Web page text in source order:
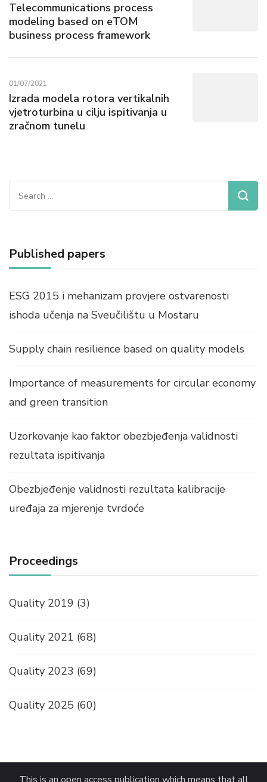
Telecommunications process
modeling based on eTOM
business process framework
01/07/2021
Izrada modela rotora vertikalnih
vjetroturbina u cilju ispitivanja u
zračnom tunelu
Search
for:
Published papers
ESG 2015 i mehanizam provjere ostvarenosti
ishoda učenja na Sveučilištu u Mostaru
Supply chain resilience based on quality models
Importance of measurements for circular economy
and green transition
Uzorkovanje kao faktor obezbjeđenja validnosti
rezultata ispitivanja
Obezbjeđenje validnosti rezultata kalibracije
uređaja za mjerenje tvrdoće
Proceedings
Quality 2019 (3)
Quality 2021 (68)
Quality 2023 (69)
Quality 2025 (60)